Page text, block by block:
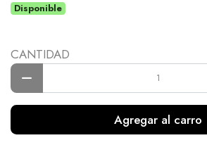
Disponible
CANTIDAD
Agregar al carro